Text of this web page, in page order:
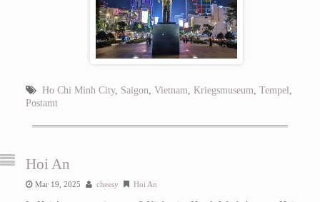
Ho Chi Minh City, Saigon Vietnam Kriegsmuseum Tempel
Postamt
Hoi An
Mar 19, 2025 cheesy Hoi An